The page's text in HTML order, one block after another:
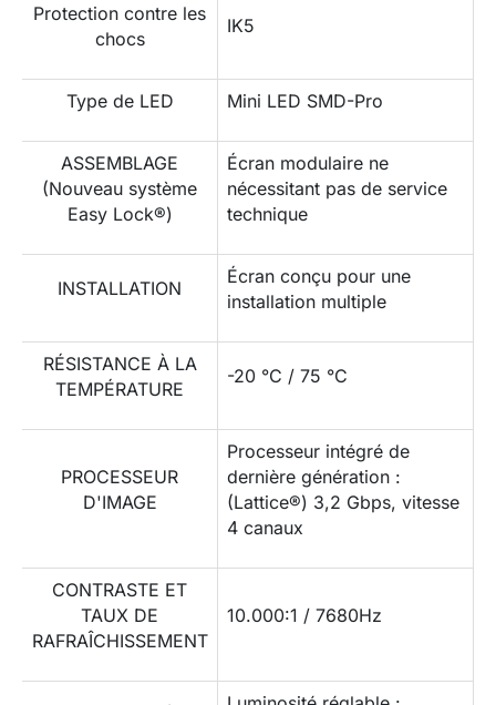
Protection contre les
chocs
IK5
Type de LED Mini LED SMD-Pro
ASSEMBLAGE
(Nouveau système
Easy Lock®)
Écran modulaire ne
nécessitant pas de service
technique
INSTALLATION
Écran conçu pour une
installation multiple
RÉSISTANCE À LA
TEMPÉRATURE
-20 °C / 75 °C
PROCESSEUR
D'IMAGE
Processeur intégré de
dernière génération :
(Lattice®) 3,2 Gbps, vitesse
4 canaux
CONTRASTE ET
TAUX DE
RAFRAÎCHISSEMENT
10.000:1 / 7680Hz